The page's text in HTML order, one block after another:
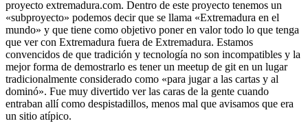
proyecto extremadura.com. Dentro de este proyecto tenemos un
«subproyecto» podemos decir que se llama «Extremadura en el
mundo» y que tiene como objetivo poner en valor todo lo que tenga
que ver con Extremadura fuera de Extremadura. Estamos
convencidos de que tradición y tecnología no son incompatibles y la
mejor forma de demostrarlo es tener un meetup de git en un lugar
tradicionalmente considerado como «para jugar a las cartas y al
dominó». Fue muy divertido ver las caras de la gente cuando
entraban allí como despistadillos, menos mal que avisamos que era
un sitio atípico.